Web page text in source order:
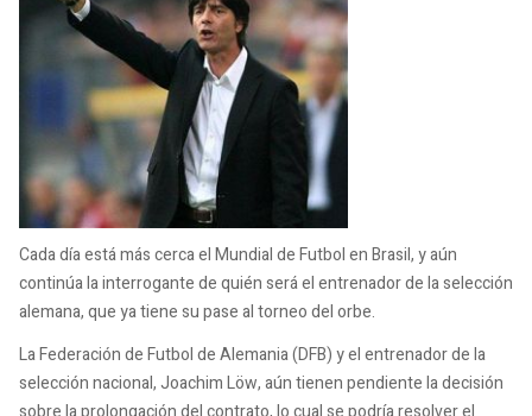
Cada día está más cerca el Mundial de Futbol en Brasil, y aún
continúa la interrogante de quién será el entrenador de la selección
alemana, que ya tiene su pase al torneo del orbe.
La Federación de Futbol de Alemania (DFB) y el entrenador de la
selección nacional, Joachim Löw, aún tienen pendiente la decisión